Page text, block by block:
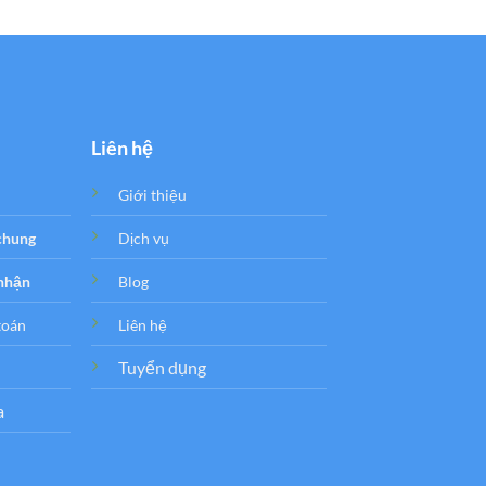
Liên hệ
Giới thiệu
Dịch vụ
Blog
Liên hệ
Tuyển dụng